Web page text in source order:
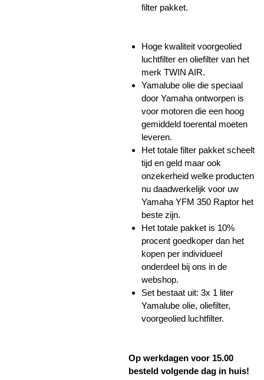
filter pakket.
Hoge kwaliteit voorgeolied
luchtfilter en oliefilter van het
merk TWIN AIR.
Yamalube olie die speciaal
door Yamaha ontworpen is
voor motoren die een hoog
gemiddeld toerental moeten
leveren.
Het totale filter pakket scheelt
tijd en geld maar ook
onzekerheid welke producten
nu daadwerkelijk voor uw
Yamaha YFM 350 Raptor het
beste zijn.
Het totale pakket is 10%
procent goedkoper dan het
kopen per individueel
onderdeel bij ons in de
webshop.
Set bestaat uit: 3x 1 liter
Yamalube olie, oliefilter,
voorgeolied luchtfilter.
Op werkdagen voor 15.00
besteld volgende dag in huis!